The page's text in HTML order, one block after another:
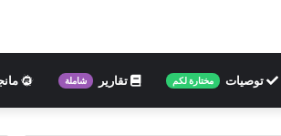
توصيات مختارة لكم تقارير شاملة